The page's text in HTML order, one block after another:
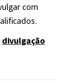
com
divulgação